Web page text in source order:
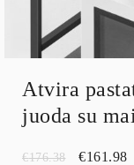
Atvira
juoda su
€176.38 €161.98